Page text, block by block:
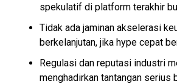
spekulatif di platform terakhir
Tidak ada jaminan akselerasi
berkelanjutan, jika hype cepat
Regulasi dan reputasi industri
menghadirkan tantangan serius